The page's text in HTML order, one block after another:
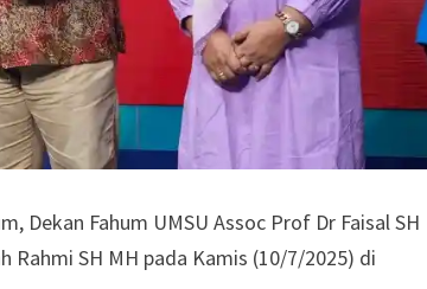
Dekan Fahum UMSU Assoc Prof Dr Faisal SH
Rahmi SH MH pada Kamis (10/7/2025) di